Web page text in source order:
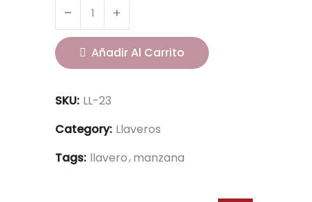
Añadir Al Carrito
SKU: LL-23
Category: Llaveros
Tags: llavero manzana